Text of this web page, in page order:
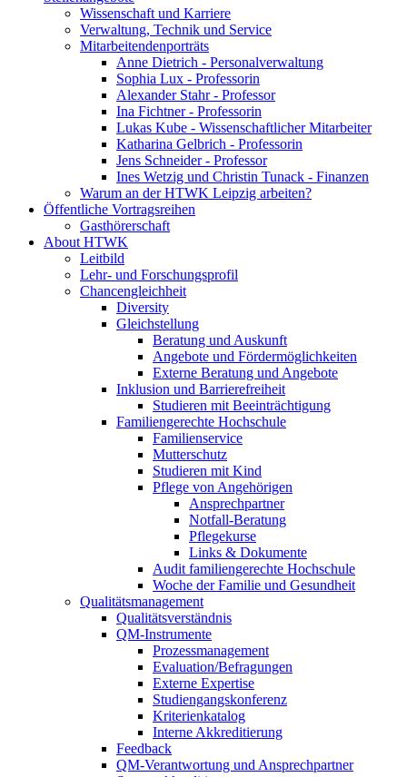
Wissenschaft und Karriere
Verwaltung, Technik und Service
Mitarbeitendenporträts
Anne Dietrich - Personalverwaltung
Sophia Lux - Professorin
Alexander Stahr - Professor
Ina Fichtner - Professorin
Lukas Kube - Wissenschaftlicher Mitarbeiter
Katharina Gelbrich - Professorin
Jens Schneider - Professor
Ines Wetzig und Christin Tunack - Finanzen
Warum an der HTWK Leipzig arbeiten?
Öffentliche Vortragsreihen
Gasthörerschaft
About HTWK
Leitbild
Lehr- und Forschungsprofil
Chancengleichheit
Diversity
Gleichstellung
Beratung und Auskunft
Angebote und Fördermöglichkeiten
Externe Beratung und Angebote
Inklusion und Barrierefreiheit
Studieren mit Beeinträchtigung
Familiengerechte Hochschule
Familienservice
Mutterschutz
Studieren mit Kind
Pflege von Angehörigen
Ansprechpartner
Notfall-Beratung
Pflegekurse
Links & Dokumente
Audit familiengerechte Hochschule
Woche der Familie und Gesundheit
Qualitätsmanagement
Qualitätsverständnis
QM-Instrumente
Prozessmanagement
Evaluation/Befragungen
Externe Expertise
Studiengangskonferenz
Kriterienkatalog
Interne Akkreditierung
Feedback
QM-Verantwortung und Ansprechpartner